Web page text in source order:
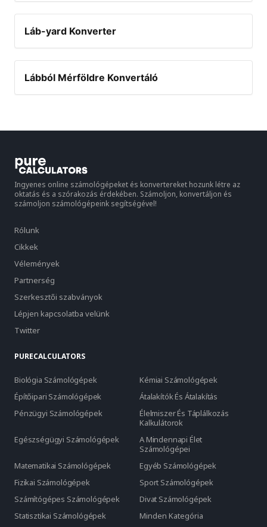
Láb-yard Konverter
Lábból Mérföldre Konvertáló
Ingyenes online számológépeket és konvertereket hozunk létre az
oktatás és a szórakozás érdekében. Számoljon, konvertáljon és
számoljon számológépeink segítségével!
Rólunk
Cikkek
Vélemények
Partnerség
Szerkesztői szabványok
Lépjen kapcsolatba velünk
Twitter
PURECALCULATORS
Biológia Számológépek
Kémiai Számológépek
Építőipari Számológépek
Átalakítók És Átalakítás
Pénzügyi Számológépek
Élelmiszer És Táplálkozás
Kalkulátorok
Egészségügyi Számológépek
A Mindennapi Élet
Számológépei
Matematikai Számológépek
Egyéb Számológépek
Fizikai Számológépek
Sport Számológépek
Számítógépes Számológépek
Divat Számológépek
Statisztikai Számológépek
Minden Kategória